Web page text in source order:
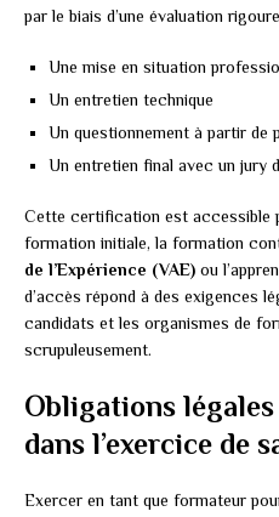
par le biais d’une évaluation
Une mise en situation
Un entretien technique
Un questionnement à partir de
Un entretien final avec un jury
Cette certification est accessible
formation initiale, la formation
de l’Expérience (VAE) ou
d’accès répond à des exigences
candidats et les organismes de
scrupuleusement.
Obligations
dans l’exercice de
Exercer en tant que formateur